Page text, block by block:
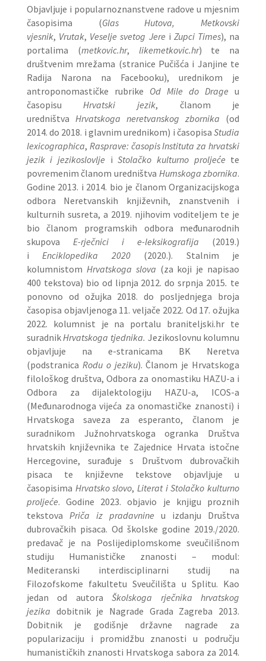
Objavljuje i popularnoznanstvene radove u mjesnim
časopisima (Glas Hutova, Metkovski
vjesnik, Vrutak, Veselje svetog Jere i Zupci Times), na
portalima (metkovic.hr, likemetkovic.hr) te na
društvenim mrežama (stranice Pučišća i Janjine te
Radija Narona na Facebooku), urednikom je
antroponomastičke rubrike Od Mile do Drageu
časopisuHrvatski jezik, članom je
uredništva Hrvatskoga neretvanskog zbornika (od
2014. do 2018. i glavnim urednikom) i časopisaStudia
lexicographica, Rasprave: časopis Instituta za hrvatski
jezik i jezikoslovlje iStolačko kulturno proljeće te
povremenim članom uredništva Humskoga zbornika.
Godine 2013. i 2014. bio je članom Organizacijskoga
odbora Neretvanskih književnih, znanstvenih i
kulturnih susreta, a 2019. njihovim voditeljem te je
bio članom programskih odbora međunarodnih
skupova E-rječnici i e-leksikografija (2019.)
iEnciklopedika 2020(2020.). Stalnim je
kolumnistom Hrvatskoga slova (za koji je napisao
400 tekstova) bio od lipnja 2012. do srpnja 2015. te
ponovno od ožujka 2018. do posljednjega broja
časopisa objavljenoga 11. veljače 2022. Od 17. ožujka
2022. kolumnist je na portalu braniteljski.hr te
suradnikHrvatskoga tjednika. Jezikoslovnu kolumnu
objavljuje na e-stranicama BK Neretva
(podstranica Rodu o jeziku). Članom je Hrvatskoga
filološkog društva, Odbora za onomastiku HAZU-a i
Odbora za dijalektologiju HAZU-a, ICOS-a
(Međunarodnoga vijeća za onomastičke znanosti) i
Hrvatskoga saveza za esperanto, članom je
suradnikom Južnohrvatskoga ogranka Društva
hrvatskih književnika te Zajednice Hrvata istočne
Hercegovine, surađuje s Društvom dubrovačkih
pisaca te književne tekstove objavljuje u
časopisima Hrvatsko slovo, Literat iStolačko kulturno
proljeće. Godine 2023. objavio je knjigu proznih
tekstova Priča iz pradavnineu izdanju Društva
dubrovačkih pisaca. Od školske godine 2019./2020.
predavač je na Poslijediplomskome sveučilišnom
studiju Humanističke znanosti – modul:
Mediteranski interdisciplinarni studij na
Filozofskome fakultetu Sveučilišta u Splitu. Kao
jedan od autoraŠkolskoga rječnika hrvatskog
jezika dobitnik je Nagrade Grada Zagreba 2013.
Dobitnik je godišnje državne nagrade za
popularizaciju i promidžbu znanosti u području
humanističkih znanosti Hrvatskoga sabora za 2014.